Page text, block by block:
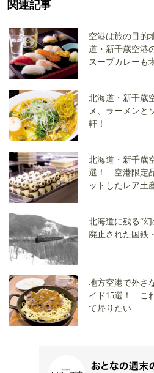
関連記事
空港は旅の目的
道・新千歳空港
スープカレーも
北海道・新千歳
メ、ラーメンと
軒！
北海道・新千歳
選！ 空港限定
ットしたレア土
北海道に残る“
廃止された国鉄
地方空港で外さ
イド15選！ こ
て帰りたい